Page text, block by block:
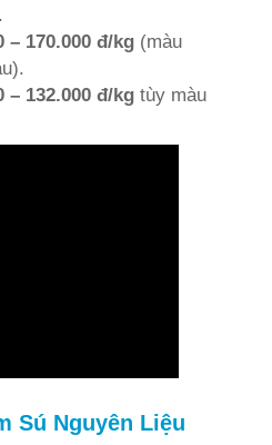
– 170.000 đ/kg(màu
– 132.000 đ/kgtùy màu
Sú Nguyên Liệu